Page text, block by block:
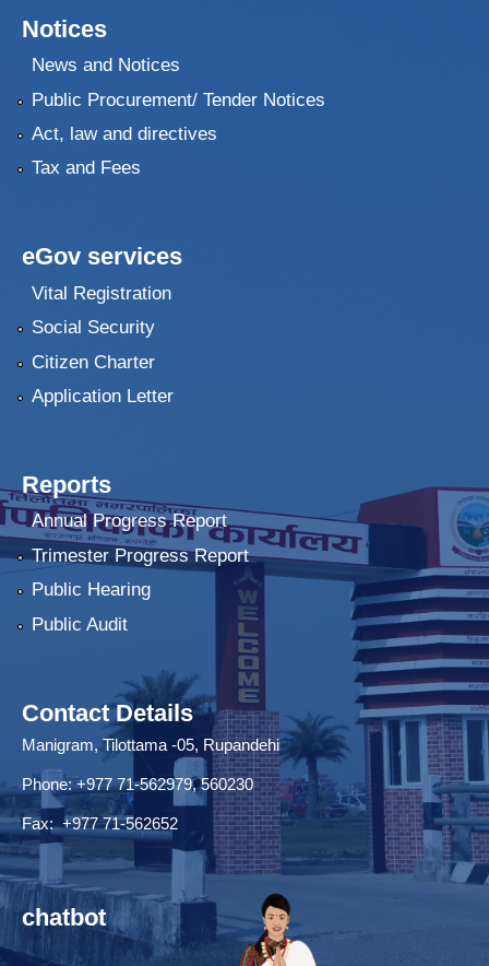
Notices
News and Notices
Public Procurement/ Tender Notices
Act, law and directives
Tax and Fees
eGov services
Vital Registration
Social Security
Citizen Charter
Application Letter
Reports
Annual Progress Report
Trimester Progress Report
Public Hearing
Public Audit
Contact Details
Manigram, Tilottama -05, Rupandehi
Phone: +977 71-562979, 560230
Fax: +977 71-562652
chatbot